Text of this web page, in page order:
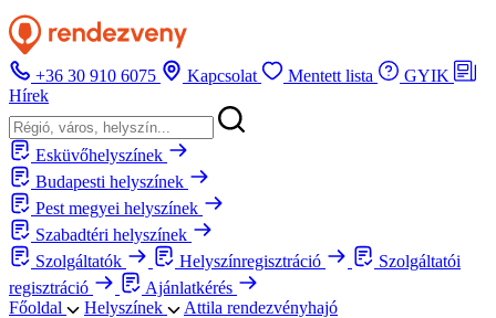
+36 30 910 6075 Kapcsolat Mentett lista
GYIK
Hírek
Esküvőhelyszínek
Budapesti helyszínek
Pest megyei helyszínek
Szabadtéri helyszínek
Szolgáltatók
Helyszínregisztráció
Szolgáltatói
regisztráció
Ajánlatkérés
Főoldal
Helyszínek Attila rendezvényhajó